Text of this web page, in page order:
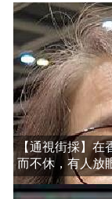
【通視街採】在
而不休，有人放